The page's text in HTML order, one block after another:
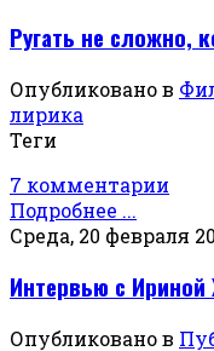
Ругать не сложно,
Опубликовано в
лирика
Теги
7 комментарии
Подробнее ...
Среда, 20 февраля
Интервью с
Опубликовано в